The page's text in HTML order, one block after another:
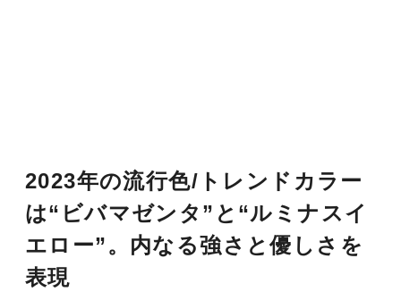
2023年の流行色/トレンドカラー
は“ビバマゼンタ”と“ルミナスイ
エロー”。内なる強さと優しさを
表現